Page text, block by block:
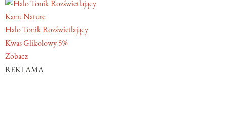
Kanu Nature
Halo Tonik Rozświetlający
Kwas Glikolowy 5%
Zobacz
REKLAMA